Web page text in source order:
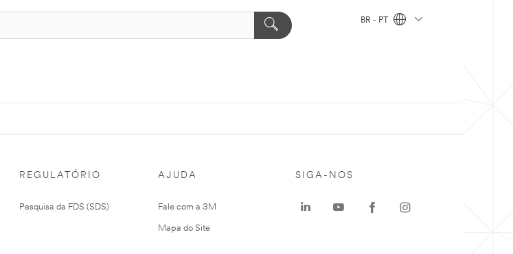
BR - PT
REGULATÓRIO
Pesquisa da FDS (SDS)
AJUDA
Fale com a 3M
Mapa do Site
SIGA-NOS